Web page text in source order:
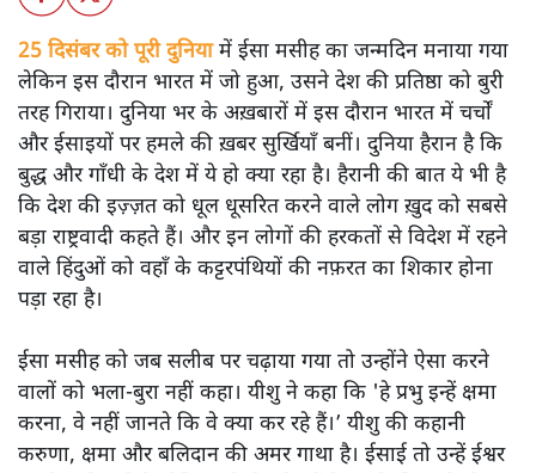
भारत में ईसाइयों पर हमलों का असर सिर्फ देश के भीतर नहीं, बल्कि
विदेशों में रहने वाले आप्रवासी हिंदुओं पर भी पड़ रहा है। इन घटनाओं
से कैसे बढ़ रहा है उनका संकट और वैश्विक छवि?
लेकिन इस दौरान भारत में जो हुआ, उसने देश की प्रतिष्ठा को बुरी
तरह गिराया। दुनिया भर के अख़बारों में इस दौरान भारत में चर्चों
और ईसाइयों पर हमले की ख़बर सुर्खियाँ बनीं। दुनिया हैरान है कि
बुद्ध और गाँधी के देश में ये हो क्या रहा है। हैरानी की बात ये भी है